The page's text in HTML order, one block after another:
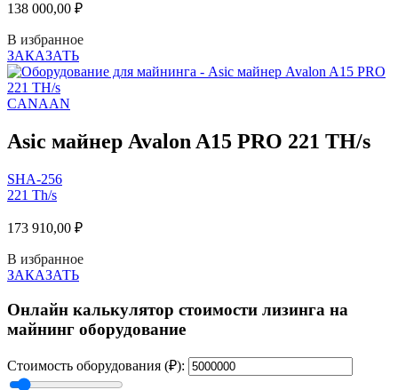
138 000,00 ₽
В избранное
ЗАКАЗАТЬ
CANAAN
Asic майнер Avalon A15 PRO 221 TH/s
SHA-256
221 Th/s
173 910,00 ₽
В избранное
ЗАКАЗАТЬ
Онлайн калькулятор стоимости лизинга на
майнинг оборудование
Стоимость оборудования (₽):